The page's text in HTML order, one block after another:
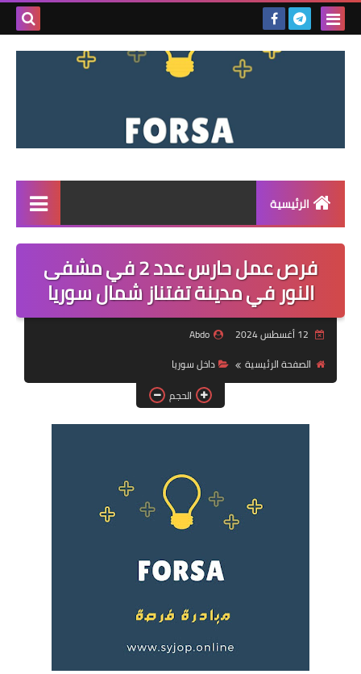
بحث
الرئيسية
القائمة
مناقصات
فرص عمل داخل سوريا
فرص عمل في العراق
فرص عمل في اليمن
دورات تدريبية
فرص عمل حارس عدد 2 في مشفى
النور في مدينة تفتناز شمال سوريا
Abdo
الصفحة الرئيسية
داخل سوريا
الحجم